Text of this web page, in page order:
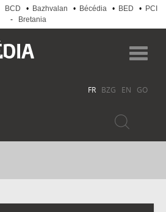
BCD • Bazhvalan • Bécédia • BED •
PCI
-
Bretania
FR BZG EN GO